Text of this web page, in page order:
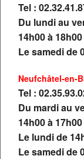
Parisienne.
le monde entier,
groupe. Nous
Voyages en
offrons sont
déplacements
Tel :
Du lundi au
14h00 à 18h00
Le samedi de
Neufchâtel-en-
Tel :
Du mardi au
14h00 à 17h00
Le lundi de
Le samedi de